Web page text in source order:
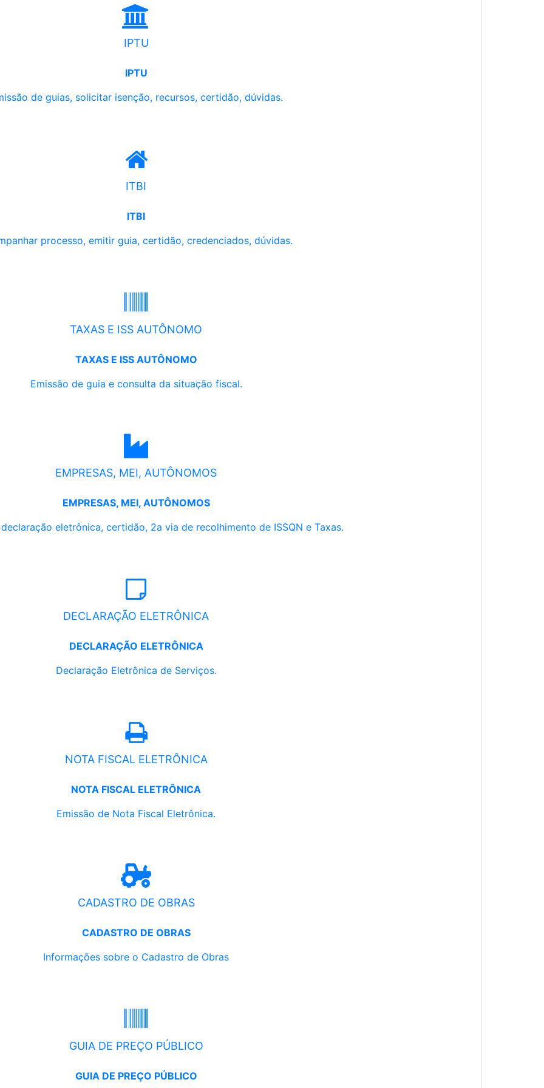
IPTU
IPTU
de guias, solicitar isenção, recursos, certidão, dúvidas.
ITBI
ITBI
processo, emitir guia, certidão, credenciados, dúvidas.
TAXAS E ISS AUTÔNOMO
TAXAS E ISS AUTÔNOMO
Emissão de guia e consulta da situação fiscal.
EMPRESAS, MEI, AUTÔNOMOS
EMPRESAS, MEI, AUTÔNOMOS
eletrônica, certidão, 2a via de recolhimento de ISSQN e Taxas.
DECLARAÇÃO ELETRÔNICA
DECLARAÇÃO ELETRÔNICA
Declaração Eletrônica de Serviços.
NOTA FISCAL ELETRÔNICA
NOTA FISCAL ELETRÔNICA
Emissão de Nota Fiscal Eletrônica.
CADASTRO DE OBRAS
CADASTRO DE OBRAS
Informações sobre o Cadastro de Obras
GUIA DE PREÇO PÚBLICO
GUIA DE PREÇO PÚBLICO